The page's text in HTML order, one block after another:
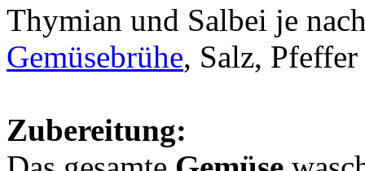
Thymian und Salbei je
Gemüsebrühe, Salz,
Zubereitung: